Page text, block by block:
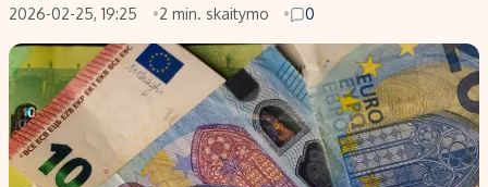
Investavimas
Akcijų rinka
Saulės elektrinės
Kriptovaliutos
Nedarbo išmokos skaičiuoklė
Indėliai
Indėlių skaičiuoklė
Būsto finansai
2026-02-25, 19:25
2 min. skaitymo 0